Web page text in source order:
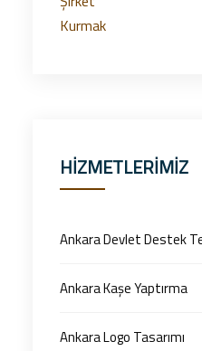
HİZMETLERİMİZ
Ankara Devlet Destek
Ankara Kaşe Yaptırma
Ankara Logo Tasarımı